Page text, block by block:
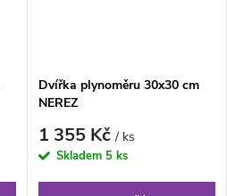
Dvířka plynoměru 30x30 cm
NEREZ
1 355 Kč/ ks
Skladem 5 ks